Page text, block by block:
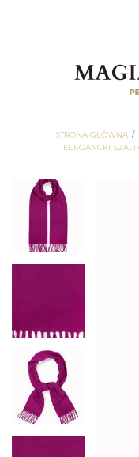
STRONA GŁÓWNA
ELEGANCKI